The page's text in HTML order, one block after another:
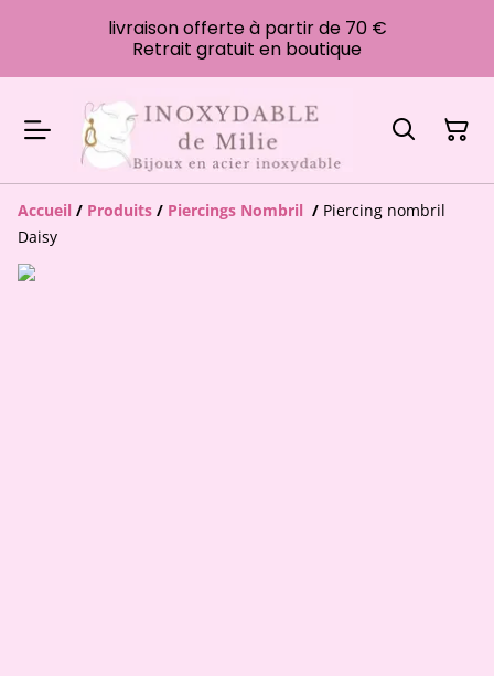
livraison offerte à partir de 70 €
Retrait gratuit en boutique
Accueil / Produits / Piercings Nombril / Piercing nombril
Daisy